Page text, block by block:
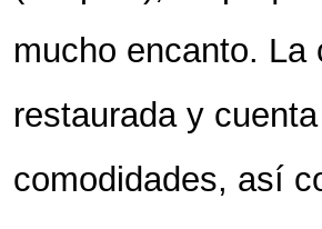
mucho encanto.
restaurada y
comodidades, así